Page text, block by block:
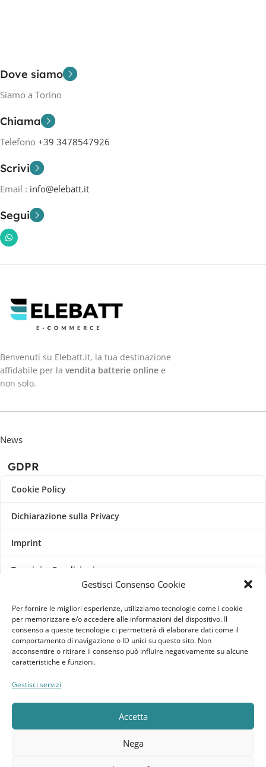
Gestisci Consenso Cookie
Per fornire le migliori esperienze, utilizziamo tecnologie come i cookie
per memorizzare e/o accedere alle informazioni del dispositivo. Il
consenso a queste tecnologie ci permetterà di elaborare dati come il
comportamento di navigazione o ID unici su questo sito. Non
acconsentire o ritirare il consenso può influire negativamente su alcune
caratteristiche e funzioni.
Gestisci servizi
Accetta
Nega
Dove siamo
Siamo a Torino
Chiama
Telefono +39 3478547926
Scrivi
Email : info@elebatt.it
Segui
Benvenuti su Elebatt.it, la tua destinazione
affidabile per la vendita batterie online e
non solo.
News
GDPR
Cookie Policy
Dichiarazione sulla Privacy
Imprint
Termini e Condizioni
Pagine Dedicate
Raffrescatori Evaporativi Industriali
CLIENTE
Bacheca cliente